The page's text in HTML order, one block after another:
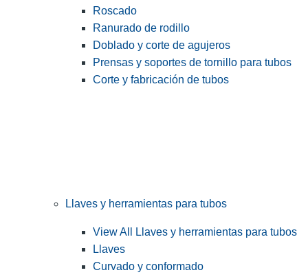
Roscado
Ranurado de rodillo
Doblado y corte de agujeros
Prensas y soportes de tornillo para tubos
Corte y fabricación de tubos
Llaves y herramientas para tubos
View All Llaves y herramientas para tubos
Llaves
Curvado y conformado